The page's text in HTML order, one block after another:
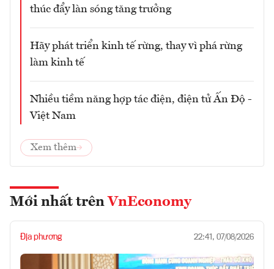
thúc đẩy làn sóng tăng trưởng
Hãy phát triển kinh tế rừng, thay vì phá rừng
làm kinh tế
Nhiều tiềm năng hợp tác điện, điện tử Ấn Độ -
Việt Nam
Xem thêm
Mới nhất trên VnEconomy
Địa phương 22:41, 07/08/2026